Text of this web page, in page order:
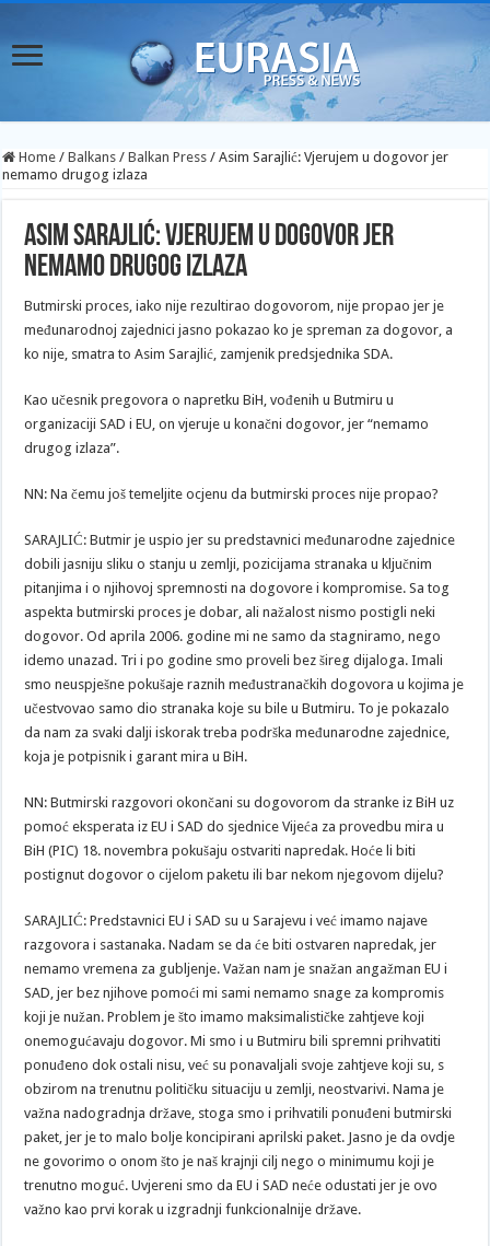
Home / Balkans / Balkan Press / Asim Sarajlić: Vjerujem u dogovor jer
nemamo drugog izlaza
Asim Sarajlić: Vjerujem u dogovor jer
nemamo drugog izlaza
Butmirski proces, iako nije rezultirao dogovorom, nije propao jer je
međunarodnoj zajednici jasno pokazao ko je spreman za dogovor, a
ko nije, smatra to Asim Sarajlić, zamjenik predsjednika SDA.
Kao učesnik pregovora o napretku BiH, vođenih u Butmiru u
organizaciji SAD i EU, on vjeruje u konačni dogovor, jer “nemamo
drugog izlaza”.
NN: Na čemu još temeljite ocjenu da butmirski proces nije propao?
SARAJLIĆ: Butmir je uspio jer su predstavnici međunarodne zajednice
dobili jasniju sliku o stanju u zemlji, pozicijama stranaka u ključnim
pitanjima i o njihovoj spremnosti na dogovore i kompromise. Sa tog
aspekta butmirski proces je dobar, ali nažalost nismo postigli neki
dogovor. Od aprila 2006. godine mi ne samo da stagniramo, nego
idemo unazad. Tri i po godine smo proveli bez šireg dijaloga. Imali
smo neuspješne pokušaje raznih međustranačkih dogovora u kojima je
učestvovao samo dio stranaka koje su bile u Butmiru. To je pokazalo
da nam za svaki dalji iskorak treba podrška međunarodne zajednice,
koja je potpisnik i garant mira u BiH.
NN: Butmirski razgovori okončani su dogovorom da stranke iz BiH uz
pomoć eksperata iz EU i SAD do sjednice Vijeća za provedbu mira u
BiH (PIC) 18. novembra pokušaju ostvariti napredak. Hoće li biti
postignut dogovor o cijelom paketu ili bar nekom njegovom dijelu?
SARAJLIĆ: Predstavnici EU i SAD su u Sarajevu i već imamo najave
razgovora i sastanaka. Nadam se da će biti ostvaren napredak, jer
nemamo vremena za gubljenje. Važan nam je snažan angažman EU i
SAD, jer bez njihove pomoći mi sami nemamo snage za kompromis
koji je nužan. Problem je što imamo maksimalističke zahtjeve koji
onemogućavaju dogovor. Mi smo i u Butmiru bili spremni prihvatiti
ponuđeno dok ostali nisu, već su ponavaljali svoje zahtjeve koji su, s
obzirom na trenutnu političku situaciju u zemlji, neostvarivi. Nama je
važna nadogradnja države, stoga smo i prihvatili ponuđeni butmirski
paket, jer je to malo bolje koncipirani aprilski paket. Jasno je da ovdje
ne govorimo o onom što je naš krajnji cilj nego o minimumu koji je
trenutno moguć. Uvjereni smo da EU i SAD neće odustati jer je ovo
važno kao prvi korak u izgradnji funkcionalnije države.